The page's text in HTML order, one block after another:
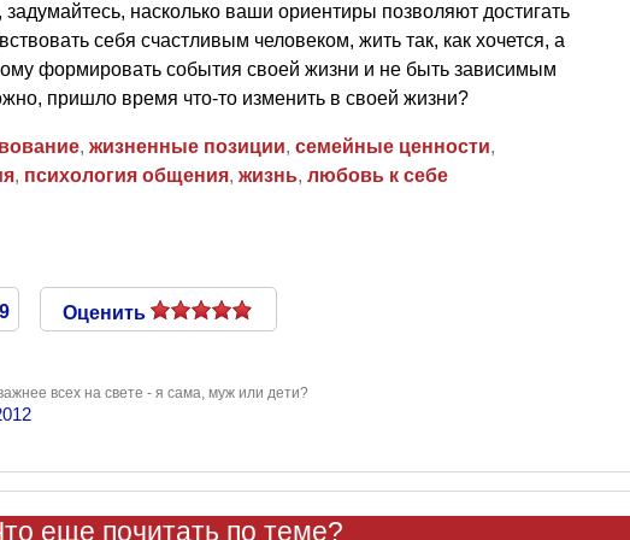
задумайтесь, насколько ваши ориентиры позволяют достигать
себя счастливым человеком, жить так, как хочется, а
формировать события своей жизни и не быть зависимым
пришло время что-то изменить в своей жизни?
, жизненные позиции, семейные ценности,
, психология общения, жизнь, любовь к себе
Оценить
всех на свете - я сама, муж или дети?
еще почитать по теме?